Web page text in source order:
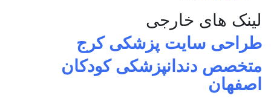
لینک های خارجی
طراحی سایت پزشکی کرج
متخصص دندانپزشکی کودکان
اصفهان